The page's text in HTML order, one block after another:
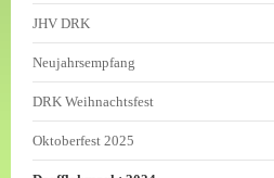
JHV DRK
Neujahrsempfang
DRK Weihnachtsfest
Oktoberfest 2025